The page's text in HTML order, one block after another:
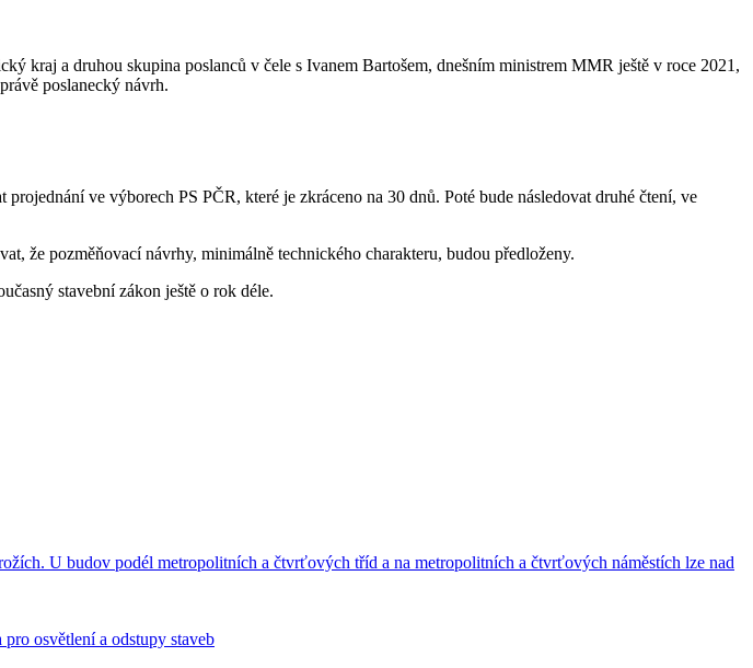
kraj a druhou skupina poslanců v čele s Ivanem Bartošem, dnešním ministrem MMR ještě v roce 2021,
poslanecký návrh.
ve výborech PS PČR, které je zkráceno na 30 dnů. Poté bude následovat druhé čtení, ve
že pozměňovací návrhy, minimálně technického charakteru, budou předloženy.
stavební zákon ještě o rok déle.
U budov podél metropolitních a čtvrťových tříd a na metropolitních a čtvrťových náměstích lze nad